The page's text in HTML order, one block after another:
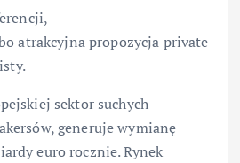
atrakcyjna propozycja private
sektor suchych
generuje wymianę
euro rocznie. Rynek